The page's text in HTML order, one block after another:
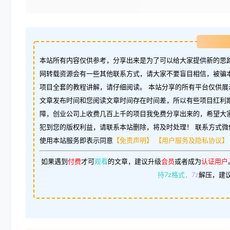
本站所有内容仅供参考，分享出来是为了可以给大家提供新的
网转载资源会有一些其他联系方式，请大家不要盲目相信，被
项目全套的教程讲解，请仔细阅读。 本站分享的所有平台仅供
文章发布时间和您阅读文章时间存在时间差，所以有些项目红
障，创业公司上收费几百上千的项目我免费分享出来的，希望
犯到您的版权利益，请联系本站删除，将及时处理！ 联系方式
使用本站服务即表示同意 【免责声明】 【用户服务及隐私协议】
如果遇到付费才可观看的文章，建议升级会员或者成为认证用户
持7z格式，7z解压，建